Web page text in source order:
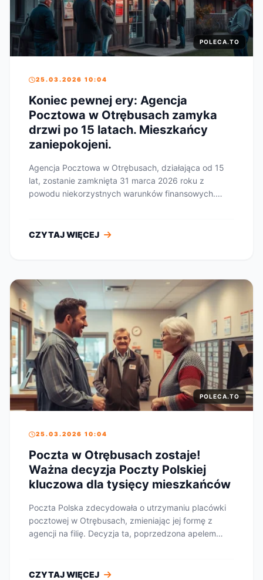
POLECA.TO
25.03.2026 10:04
Koniec pewnej ery: Agencja
Pocztowa w Otrębusach zamyka
drzwi po 15 latach. Mieszkańcy
zaniepokojeni.
Agencja Pocztowa w Otrębusach, działająca od 15
lat, zostanie zamknięta 31 marca 2026 roku z
powodu niekorzystnych warunków finansowych.
CZYTAJ WIĘCEJ
POLECA.TO
25.03.2026 10:04
Poczta w Otrębusach zostaje!
Ważna decyzja Poczty Polskiej
kluczowa dla tysięcy mieszkańców
Poczta Polska zdecydowała o utrzymaniu placówki
pocztowej w Otrębusach, zmieniając jej formę z
agencji na filię. Decyzja ta, poprzedzona apelem
CZYTAJ WIĘCEJ